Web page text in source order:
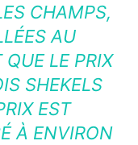
CHAMPS,
AU
LE PRIX
SHEKELS
EST
À ENVIRON